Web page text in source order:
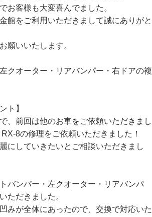
お客様も大変喜んでました。
館をご利用いただきまして誠にありがと
願いいたします。
クオーター・リアバンパー・右ドアの複
ト】
、前回は他のお車をご依頼いただきまし
8の修理をご依頼いただきました！
にしていきたいとご相談いただきまし
バンパー・左クオーター・リアバンパ
ただきました。
みが全体にあったので、交換で対応いた